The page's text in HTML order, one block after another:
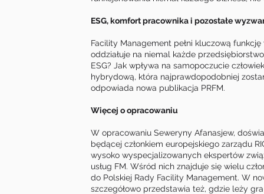
ESG, komfort pracownika i pozostałe
Facility Management pełni kluczową
oddziałuje na niemal każde
ESG? Jak wpływa na samopoczucie
hybrydową, która najprawdopodobniej
odpowiada nowa publikacja PRFM.
Więcej o opracowaniu
W opracowaniu Seweryny Afanasjew,
będącej członkiem europejskiego zarządu
wysoko wyspecjalizowanych ekspertów
usług FM. Wśród nich znajduje się wielu
do Polskiej Rady Facility Management. W
szczegółowo przedstawia też, gdzie leży